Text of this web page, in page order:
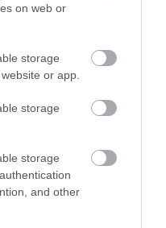
on web or
storage
or app.
storage
storage
and other